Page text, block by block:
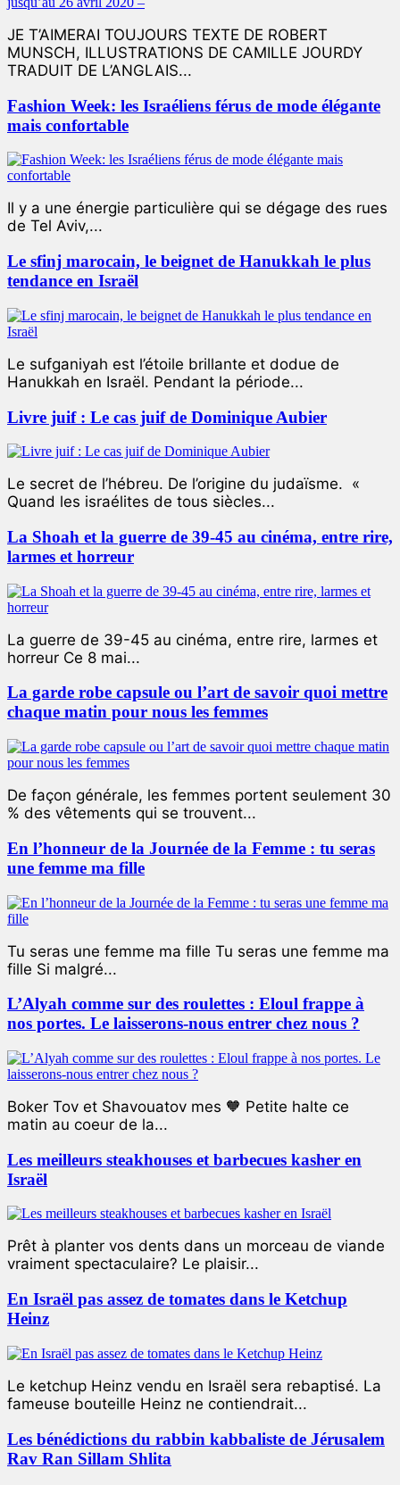
JE T’AIMERAI TOUJOURS TEXTE DE ROBERT
MUNSCH, ILLUSTRATIONS DE CAMILLE JOURDY
TRADUIT DE L’ANGLAIS...
Fashion Week: les Israéliens férus de mode élégante
mais confortable
Il y a une énergie particulière qui se dégage des rues
de Tel Aviv,...
Le sfinj marocain, le beignet de Hanukkah le plus
tendance en Israël
Le sufganiyah est l’étoile brillante et dodue de
Hanukkah en Israël. Pendant la période...
Livre juif : Le cas juif de Dominique Aubier
Le secret de l’hébreu. De l’origine du judaïsme. «
Quand les israélites de tous siècles...
La Shoah et la guerre de 39-45 au cinéma, entre rire,
larmes et horreur
La guerre de 39-45 au cinéma, entre rire, larmes et
horreur Ce 8 mai...
La garde robe capsule ou l’art de savoir quoi mettre
chaque matin pour nous les femmes
De façon générale, les femmes portent seulement 30
% des vêtements qui se trouvent...
En l’honneur de la Journée de la Femme : tu seras
une femme ma fille
Tu seras une femme ma fille Tu seras une femme ma
fille Si malgré...
L’Alyah comme sur des roulettes : Eloul frappe à
nos portes. Le laisserons-nous entrer chez nous ?
Boker Tov et Shavouatov mes 🧡 Petite halte ce
matin au coeur de la...
Les meilleurs steakhouses et barbecues kasher en
Israël
Prêt à planter vos dents dans un morceau de viande
vraiment spectaculaire? Le plaisir...
En Israël pas assez de tomates dans le Ketchup
Heinz
Le ketchup Heinz vendu en Israël sera rebaptisé. La
fameuse bouteille Heinz ne contiendrait...
Les bénédictions du rabbin kabbaliste de Jérusalem
Rav Ran Sillam Shlita